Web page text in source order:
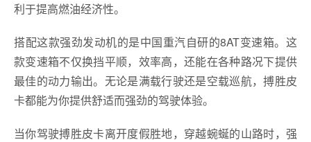
利于提高燃油经济性。
搭配这款强劲发动机的是中国重汽自研的8AT变速箱。这
款变速箱不仅换挡平顺，效率高，还能在各种路况下提供
最佳的动力输出。无论是满载行驶还是空载巡航，搏胜皮
卡都能为你提供舒适而强劲的驾驶体验。
当你驾驶搏胜皮卡离开度假胜地，穿越蜿蜒的山路时，强